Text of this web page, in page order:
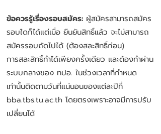
ข้อควรรู้เรื่องรอบสมัคร: ผู้สมัครสามารถสมัคร
รอบใดก็ได้แต่เมื่อ ยืนยันสิทธิ์แล้ว จะไม่สามารถ
สมัครรอบถัดไปได้ (ต้องสละสิทธิ์ก่อน)
การสละสิทธิ์ทำได้เพียงครั้งเดียว และต้องทำผ่าน
ระบบกลางของ ทปอ. ในช่วงเวลาที่กำหนด
เท่านั้นติดตามวันที่แน่นอนของแต่ละปีที่
bba.tbs.tu.ac.th โดยตรงเพราะอาจมีการปรับ
เปลี่ยนได้